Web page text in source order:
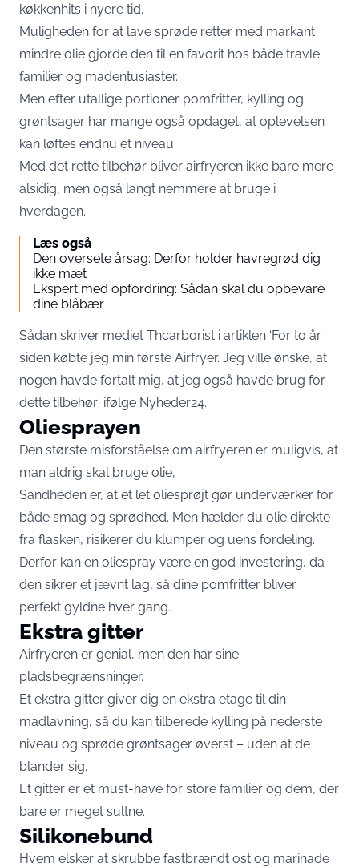
køkkenhits i nyere tid.
Muligheden for at lave sprøde retter med markant
mindre olie gjorde den til en favorit hos både travle
familier og madentusiaster.
Men efter utallige portioner pomfritter, kylling og
grøntsager har mange også opdaget, at oplevelsen
kan løftes endnu et niveau.
Med det rette tilbehør bliver airfryeren ikke bare mere
alsidig, men også langt nemmere at bruge i
hverdagen.
Læs også
Den oversete årsag: Derfor holder havregrød dig
ikke mæt
Ekspert med opfordring: Sådan skal du opbevare
dine blåbær
Sådan skriver mediet Thcarborist i artiklen ‘For to år
siden købte jeg min første Airfryer. Jeg ville ønske, at
nogen havde fortalt mig, at jeg også havde brug for
dette tilbehør’ ifølge Nyheder24.
Oliesprayen
Den største misforståelse om airfryeren er muligvis, at
man aldrig skal bruge olie,
Sandheden er, at et let oliesprøjt gør underværker for
både smag og sprødhed. Men hælder du olie direkte
fra flasken, risikerer du klumper og uens fordeling.
Derfor kan en oliespray være en god investering, da
den sikrer et jævnt lag, så dine pomfritter bliver
perfekt gyldne hver gang.
Ekstra gitter
Airfryeren er genial, men den har sine
pladsbegrænsninger.
Et ekstra gitter giver dig en ekstra etage til din
madlavning, så du kan tilberede kylling på nederste
niveau og sprøde grøntsager øverst – uden at de
blander sig.
Et gitter er et must-have for store familier og dem, der
bare er meget sultne.
Silikonebund
Hvem elsker at skrubbe fastbrændt ost og marinade